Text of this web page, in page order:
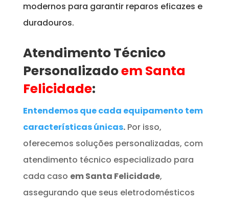
modernos para garantir reparos eficazes e
duradouros.
Atendimento Técnico
Personalizadoem Santa
Felicidade:
Entendemos que cada equipamento tem
características únicas.Por isso,
oferecemos soluções personalizadas, com
atendimento técnico especializado para
cada caso em Santa Felicidade,
assegurando que seus eletrodomésticos